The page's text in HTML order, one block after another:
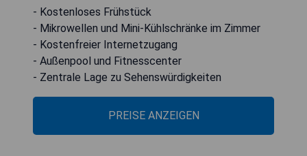
- Kostenloses Frühstück
- Mikrowellen und Mini-Kühlschränke im Zimmer
- Kostenfreier Internetzugang
- Außenpool und Fitnesscenter
- Zentrale Lage zu Sehenswürdigkeiten
PREISE ANZEIGEN